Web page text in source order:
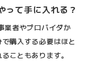
って手に入れる？
業者やプロバイダか
購入する必要はほと
こともあります。